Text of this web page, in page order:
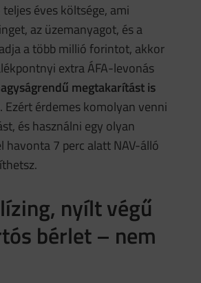
éves költsége, ami
az üzemanyagot, és a
a több millió forintot, akkor
extra ÁFA-levonás
megtakarítást is
Ezért érdemes komolyan venni
és használni egy olyan
havonta 7 perc alatt NAV-álló
nyílt végű
bérlet – nem